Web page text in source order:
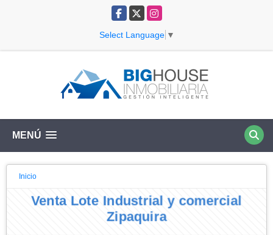
Facebook
X Instagram
Select Language ▼
MENÚ
Inicio
Venta Lote Industrial y comercial
Zipaquira